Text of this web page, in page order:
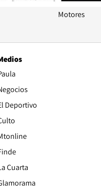
Motores
Deportivo
Cuarta